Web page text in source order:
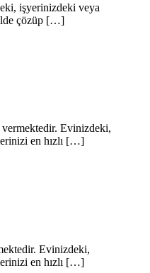
işyerinizdeki veya
çözüp […]
vermektedir. Evinizdeki,
en hızlı […]
Evinizdeki,
en hızlı […]